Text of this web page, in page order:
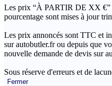
Les prix “À PARTIR DE XX €”
pourcentage sont mises à jour
Les prix annoncés sont TTC et
sur autobutler.fr ou depuis que
nouvelle demande de devis sur
Sous réserve d'erreurs et de
Fermer